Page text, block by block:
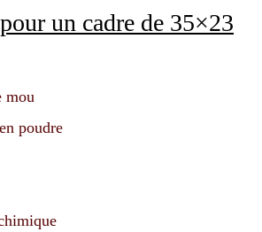
un cadre de 35×23
mou
poudre